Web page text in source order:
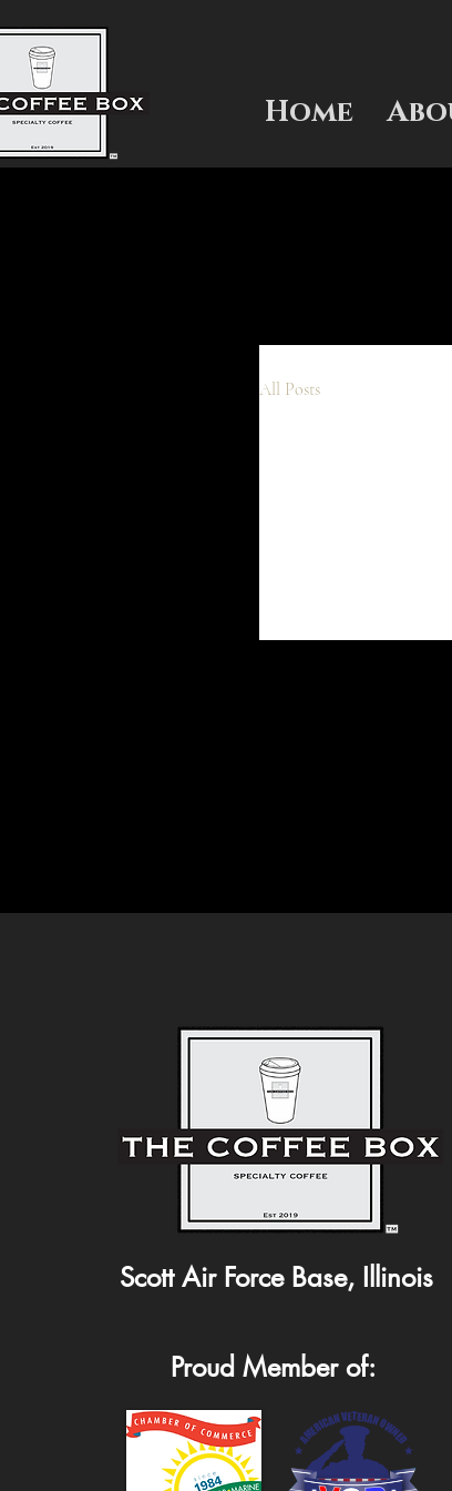
Home
All Posts
Scott Air Force Base, Illinois
Proud Member of: